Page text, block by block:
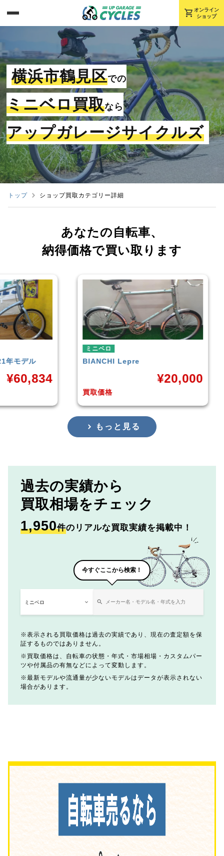
shopping_cart オンライン
ショップ
横浜市鶴見区での
ミニベロ買取なら
アップガレージサイクルズ
トップ ショップ買取カテゴリー詳細
あなたの自転車、
納得価格で買い取ります
¥20,000
ミニベロ
ternSURGE 2021年モデル
買取価格
¥33,249
もっと見る
過去の実績から
買取相場をチェック
1,950件のリアルな買取実績を掲載中！
今すぐここから検索！
表示される買取価格は過去の実績であり、現在の査定額を保
証するものではありません。
買取価格は、自転車の状態・年式・市場相場・カスタムパー
ツや付属品の有無などによって変動します。
最新モデルや流通量が少ないモデルはデータが表示されない
場合があります。